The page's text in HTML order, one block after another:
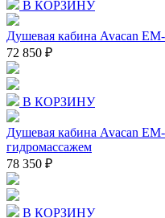
В КОРЗИНУ
Душевая кабина Avacan
72 850 ₽
В КОРЗИНУ
Душевая кабина Avacan
гидромассажем
78 350 ₽
В КОРЗИНУ